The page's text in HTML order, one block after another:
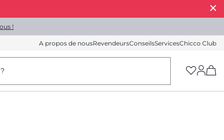
!
A propos de nousRevendeursConseilsServicesChicco Club